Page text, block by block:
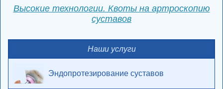
Высокие технологии. Квоты на артроскопию
суставов
Наши услуги
Эндопротезирование суставов